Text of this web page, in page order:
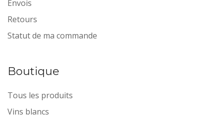
Envois
Retours
Statut de ma commande
Boutique
Tous les produits
Vins blancs